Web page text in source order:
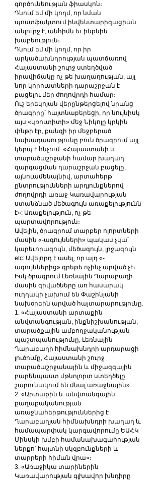
գործունեության ֆիասկոն։
Դնում եմ մի կողմ, որ նման
պոստֆակտում ինվենտարիզացիան
անլուրջ է, անհիմն եւ ինքնին
խաբեություն։
Դնում եմ մի կողմ, որ իր
արկածախնդրության պատճառով
Հայաստանի շուրջ ստեղծված
իրավիճակը ոչ թե խաղաղության, այլ
նոր կորուստների դարաշրջան է
բացելու մեր ժողովրդի համար։
Ուշ երեկոյան վերընթերցելով նրանց
ծրագիրը՝ հայտնաբերեցի, որ նույնիսկ
այս «կռուտիտի» մեջ Նիկոլը կրկին
փնթի էր, քանզի իր մեջբերած
նախադասությունը բուն ծրագրում այլ
կերպ է հնչում. «Հայաստանի և
տարածաշրջանի համար խաղաղ
զարգացման դարաշրջան բացելը,
այնուամենայնիվ, արտահերթ
ընտրությունների արդյունքներով
ժողովրդի առաջ Կառավարության
ստանձնած մեծագույն առաքելությունն
է»: Առաքելություն, ոչ թե
պարտավորություն։
Ավելին, ծրագրում տարբեր ոլորտների
մասին «-ագույնների» պակաս չկա՝
կարեւորագույն, մեծագույն, լրջագույն
etc: Ավելորդ է ասել, որ այդ «-
ագույններից» գրեթե ոչինչ արված չէ։
Իսկ ծրագրում Լեռնային Ղարաբաղի
մասին գրվածները առ հասարակ
ուղղակի չախում են Փաշինյանի
նախօրեին արված հայտարարությունը.
1. «Հայաստանի արտաքին
անվտանգության, ինքնիշխանության,
տարածքային ամբողջականության
պաշտպանությունը, Լեռնային
Ղարաբաղի հիմնախնդրի արդարացի
լուծումը, Հայաստանի շուրջ
տարածաշրջանային և միջազգային
բարենպաստ մթնոլորտ ստեղծելը
շարունակում են մնալ առաջնային»:
2. «Արտաքին և անվտանգային
քաղաքականության
առաջնահերթություններից է
Ղարաբաղյան հիմնախնդրի խաղաղ և
համապարփակ կարգավորումը ԵԱՀԿ
Մինսկի խմբի համանախագահության
ներքո՝ հայտնի սկզբունքների և
տարրերի հիման վրա»։
3. «Առաջիկա տարիներին
Կառավարության գլխավոր խնդիրը